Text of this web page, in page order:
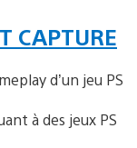
CAPTURE
d’un jeu PS
à des jeux PS